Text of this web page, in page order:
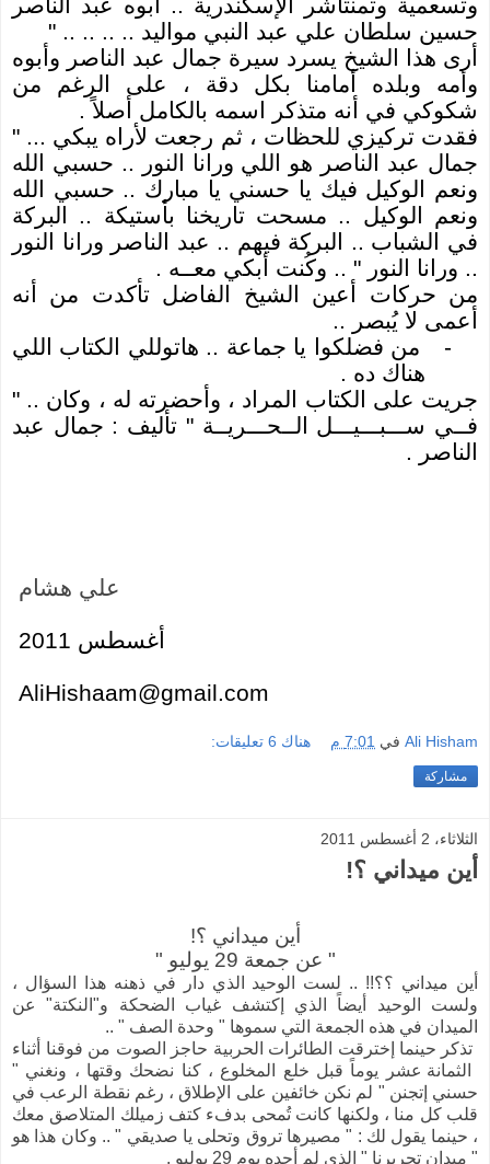
حسين سلطان علي عبد النبي مواليد .. .. .. .. "
أرى هذا الشيخ يسرد سيرة جمال عبد الناصر وأبوه
وأمه وبلده أمامنا بكل دقة ، على الرغم من
شكوكي في أنه متذكر اسمه بالكامل أصلاً .
فقدت تركيزي للحظات ، ثم رجعت لأراه يبكي ... "
جمال عبد الناصر هو اللي ورانا النور .. حسبي الله
ونعم الوكيل فيك يا حسني يا مبارك .. حسبي الله
ونعم الوكيل .. مسحت تاريخنا بأستيكة .. البركة
في الشباب .. البركة فيهم .. عبد الناصر ورانا النور
.. ورانا النور " .. وكُنت أبكي معــه .
من حركات أعين الشيخ الفاضل تأكدت من أنه
أعمى لا يُبصر ..
-
من فضلكوا يا جماعة .. هاتوللي الكتاب اللي
هناك ده .
جريت على الكتاب المراد ، وأحضرته له ، وكان .. "
فــي ســـبـــيـــل الــحـــريــة " تأليف : جمال عبد
الناصر .
علي هشام
أغسطس 2011
AliHishaam@gmail.com
Ali Hisham في 7:01 م هناك 6 تعليقات:
مشاركة
الثلاثاء، 2 أغسطس 2011
أين ميداني ؟!
أين ميداني ؟!
" عن جمعة 29 يوليو "
أين ميداني ؟؟!! .. لست الوحيد الذي دار في ذهنه هذا السؤال ،
ولست الوحيد أيضاً الذي إكتشف غياب الضحكة و"النكتة" عن
الميدان في هذه الجمعة التي سموها " وحدة الصف " ..
تذكر حينما إخترقت الطائرات الحربية حاجز الصوت من فوقنا أثناء
الثمانة عشر يوماً قبل خلع المخلوع ، كنا نضحك وقتها ، ونغني "
حسني إتجنن " لم نكن خائفين على الإطلاق ، رغم نقطة الرعب في
قلب كل منا ، ولكنها كانت تُمحى بدفء كتف زميلك المتلاصق معك
، حينما يقول لك : " مصيرها تروق وتحلى يا صديقي " .. وكان هذا هو
" ميدان تحريرنا " الذي لم أجده يوم 29 يوليو .